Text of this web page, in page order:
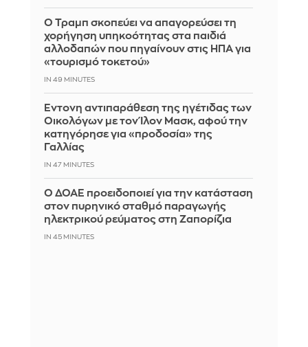
Ο Τραμπ σκοπεύει να απαγορεύσει τη
χορήγηση υπηκοότητας στα παιδιά
αλλοδαπών που πηγαίνουν στις ΗΠΑ για
«τουρισμό τοκετού»
IN 49 MINUTES
Έντονη αντιπαράθεση της ηγέτιδας των
Οικολόγων με τον Ίλον Μασκ, αφού την
κατηγόρησε για «προδοσία» της
Γαλλίας
IN 47 MINUTES
Ο ΔΟΑΕ προειδοποιεί για την κατάσταση
στον πυρηνικό σταθμό παραγωγής
ηλεκτρικού ρεύματος στη Ζαπορίζια
IN 45 MINUTES